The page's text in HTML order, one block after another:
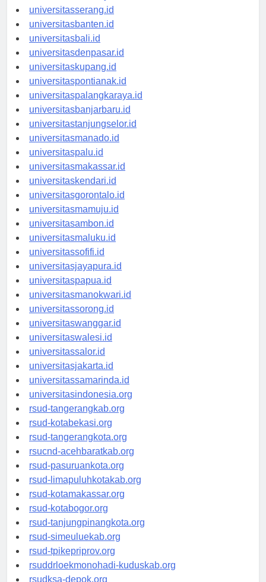
universitassurabaya.id
universitasserang.id
universitasbanten.id
universitasbali.id
universitasdenpasar.id
universitaskupang.id
universitaspontianak.id
universitaspalangkaraya.id
universitasbanjarbaru.id
universitastanjungselor.id
universitasmanado.id
universitaspalu.id
universitasmakassar.id
universitaskendari.id
universitasgorontalo.id
universitasmamuju.id
universitasambon.id
universitasmaluku.id
universitassofifi.id
universitasjayapura.id
universitaspapua.id
universitasmanokwari.id
universitassorong.id
universitaswanggar.id
universitaswalesi.id
universitassalor.id
universitasjakarta.id
universitassamarinda.id
universitasindonesia.org
rsud-tangerangkab.org
rsud-kotabekasi.org
rsud-tangerangkota.org
rsucnd-acehbaratkab.org
rsud-pasuruankota.org
rsud-limapuluhkotakab.org
rsud-kotamakassar.org
rsud-kotabogor.org
rsud-tanjungpinangkota.org
rsud-simeuluekab.org
rsud-tpikepriprov.org
rsuddrloekmonohadi-kuduskab.org